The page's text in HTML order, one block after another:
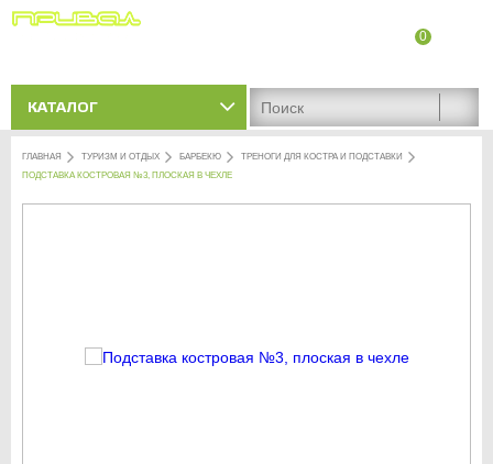
0
КАТАЛОГ
ГЛАВНАЯ ТУРИЗМ И ОТДЫХ БАРБЕКЮ
ТРЕНОГИ ДЛЯ КОСТРА И ПОДСТАВКИ
ПОДСТАВКА КОСТРОВАЯ №3, ПЛОСКАЯ В ЧЕХЛЕ